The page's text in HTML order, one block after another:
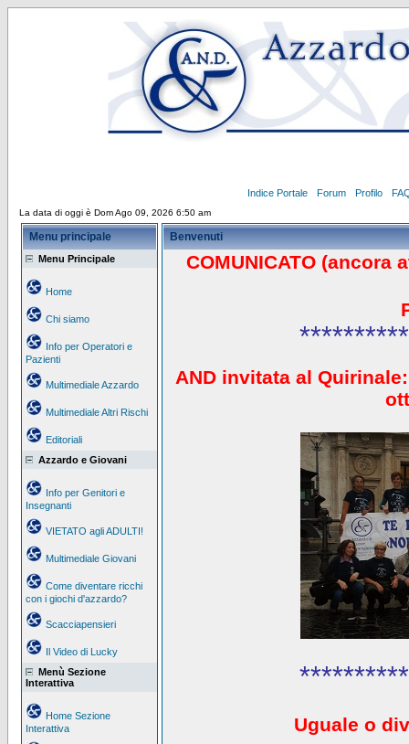
Indice Portale Forum Profilo
La data di oggi è Dom Ago 09, 2026 6:50 am
Menu principale
Menu Principale
Home
Chi siamo
Info per Operatori e
Pazienti
Multimediale Azzardo
Multimediale Altri Rischi
Editoriali
Azzardo e Giovani
Info per Genitori e
Insegnanti
VIETATO agli ADULTI!
Multimediale Giovani
Come diventare ricchi
con i giochi d'azzardo?
Scacciapensieri
Il Video di Lucky
Menù Sezione
Interattiva
Home Sezione
Interattiva
Benvenuti
COMUNICATO (ancora
AND invitata al
Uguale o